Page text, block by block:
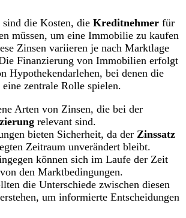
die Kosten, die Kreditnehmer für
müssen, um eine Immobilie zu kaufen
Zinsen variieren je nach Marktlage
Finanzierung von Immobilien erfolgt
Hypothekendarlehen, bei denen die
zentrale Rolle spielen.
Arten von Zinsen, die bei der
relevant sind.
bieten Sicherheit, da der Zinssatz
Zeitraum unverändert bleibt.
können sich im Laufe der Zeit
den Marktbedingungen.
die Unterschiede zwischen diesen
um informierte Entscheidungen